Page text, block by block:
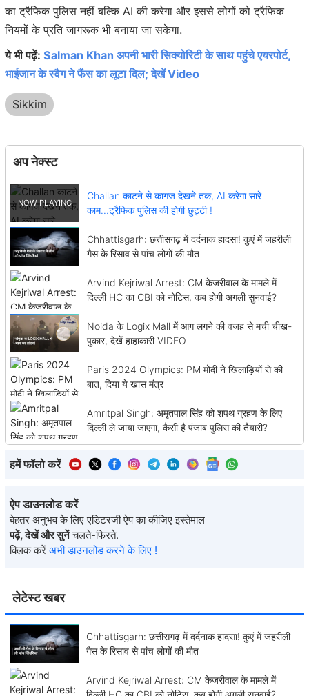
लेटेस्ट खबर
Chhattisgarh: छत्तीसगढ़ में दर्दनाक हादसा! कुएं में जहरीली
गैस के रिसाव से पांच लोगों की मौत
Arvind Kejriwal Arrest: CM केजरीवाल के मामले में
का ट्रैफिक पुलिस नहीं बल्कि AI की करेगा और इससे लोगों को ट्रैफिक
नियमों के प्रति जागरूक भी बनाया जा सकेगा.
ये भी पढ़ें: Salman Khan अपनी भारी सिक्योरिटी के साथ पहुंचे एयरपोर्ट,
भाईजान के स्वैग ने फैंस का लूटा दिल; देखें Video
Sikkim
अप नेक्स्ट
Challan काटने से कागज देखने तक, AI करेगा सारे
काम...ट्रैफिक पुलिस की होगी छुट्टी !
Chhattisgarh: छत्तीसगढ़ में दर्दनाक हादसा! कुएं में जहरीली
गैस के रिसाव से पांच लोगों की मौत
Arvind Kejriwal Arrest: CM केजरीवाल के मामले में
दिल्ली HC का CBI को नोटिस, कब होगी अगली सुनवाई?
Noida के Logix Mall में आग लगने की वजह से मची चीख-
पुकार, देखें हाहाकारी VIDEO
Paris 2024 Olympics: PM मोदी ने खिलाड़ियों से की
बात, दिया ये खास मंत्र
Amritpal Singh: अमृतपाल सिंह को शपथ ग्रहण के लिए
दिल्ली ले जाया जाएगा, कैसी है पंजाब पुलिस की तैयारी?
हमें फॉलो करें
ऐप डाउनलोड करें
बेहतर अनुभव के लिए एडिटरजी ऐप का कीजिए इस्तेमाल
पढ़ें, देखें और सुनें चलते-फिरते.
क्लिक करें अभी डाउनलोड करने के लिए !